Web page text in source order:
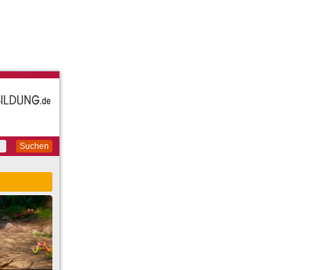
Suchen